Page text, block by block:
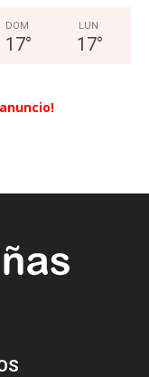
DOM
17°
LUN
17°